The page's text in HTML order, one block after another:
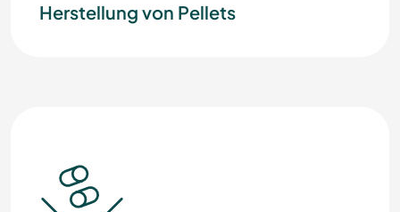
Herstellung von Pellets